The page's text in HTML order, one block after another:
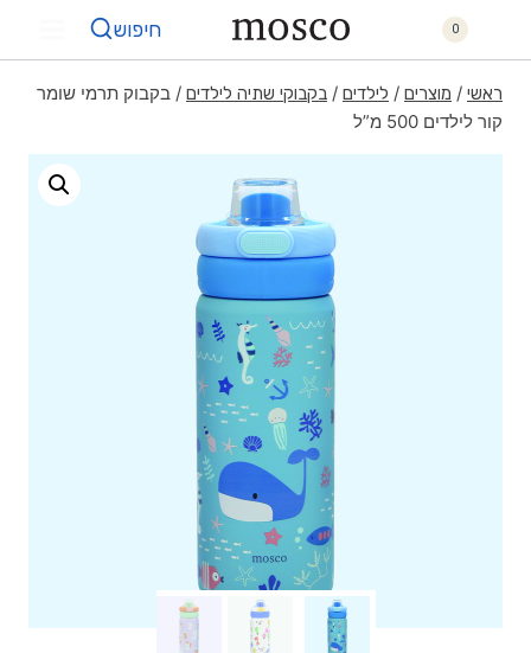
0 חיפוש
ראשי / מוצרים / לילדים / בקבוקי שתיה לילדים / בקבוק תרמי שומר
קור לילדים 500 מ”ל